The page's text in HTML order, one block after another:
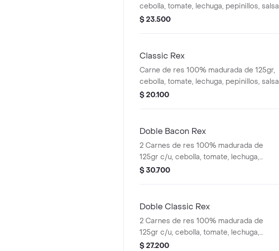
cebolla, tomate, lechuga, pepinillos, salsa
de ajo, tocineta ahumada y pan brioche
$ 23.500
Classic Rex
Carne de res 100% madurada de 125gr,
cebolla, tomate, lechuga, pepinillos, salsa
de ajo y pan brioche sellado
$ 20.100
Doble Bacon Rex
2 Carnes de res 100% madurada de
125gr c/u, cebolla, tomate, lechuga,
pepinillos, salsa de ajo, tocineta ahumada
$ 30.700
Doble Classic Rex
2 Carnes de res 100% madurada de
125gr c/u, cebolla, tomate, lechuga,
pepinillos, salsa de ajo y pan brioche
$ 27.200